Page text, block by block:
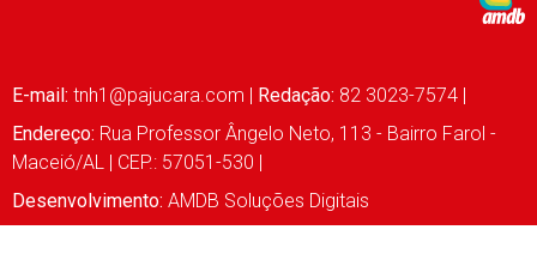
E-mail: tnh1@pajucara.com | Redação: 82 3023-7574 |
Endereço: Rua Professor Ângelo Neto, 113 - Bairro Farol -
Maceió/AL | CEP.: 57051-530 |
Desenvolvimento: AMDB Soluções Digitais